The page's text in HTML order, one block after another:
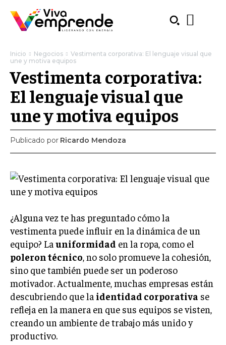
Welcome to Liberty Case
We have a curated list of the most noteworthy news from all
across the globe. With any subscription plan, you get access
toexclusive articlesthat let you stay ahead of the curve.
Your Profile
NEWS LIFESTYLE PUBLIC OPINION
Inicio Negocios
Vestimenta corporativa: El lenguaje visual que
une y motiva equipos
Vestimenta corporativa:
El lenguaje visual que
une y motiva equipos
Publicado por Ricardo Mendoza
¿Alguna vez te has preguntado cómo la
vestimenta puede influir en la dinámica de un
equipo? Launiformidad en la ropa, como el
poleron técnico, no solo promueve la cohesión,
sino que también puede ser un poderoso
motivador. Actualmente, muchas empresas están
descubriendo que la identidad corporativa se
refleja en la manera en que sus equipos se visten,
creando un ambiente de trabajo más unido y
productivo.